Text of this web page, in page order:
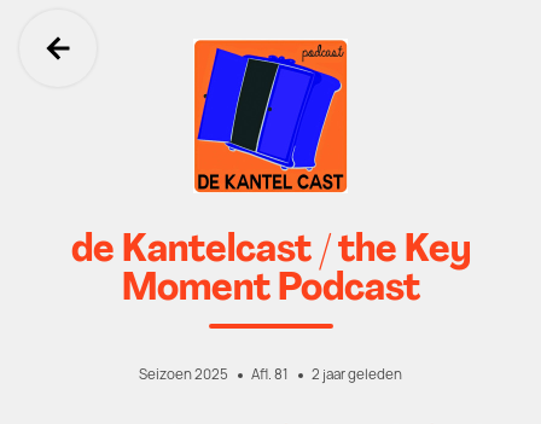
Ga terug
de Kantelcast / the Key
Moment Podcast
Seizoen 2025 Afl. 81 2 jaar geleden